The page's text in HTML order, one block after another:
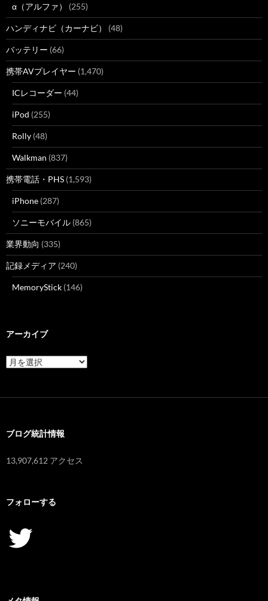
α（アルファ） (255)
ハンディナビ（カーナビ） (48)
バッテリー (66)
携帯AVプレイヤー (1,470)
ICレコーダー (44)
iPod (255)
Rolly (48)
Walkman (837)
携帯電話・PHS (1,593)
iPhone (287)
ソニーモバイル (865)
業界動向 (335)
記録メディア (240)
MemoryStick (146)
アーカイブ
ア
ー
ブログ統計情報
13,907,612 アクセス
フォローする
Twitter